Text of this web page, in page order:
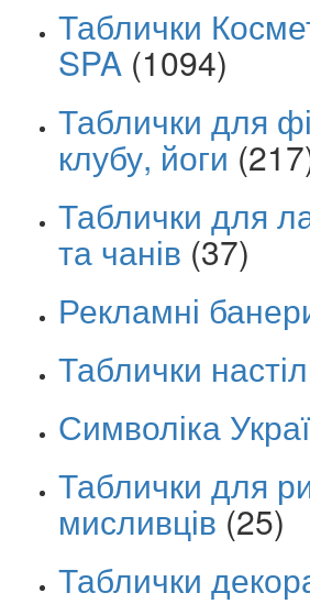
Таблички
SPA (1094)
Таблички для
клубу, йоги
Таблички для
та чанів (37)
Рекламні
Таблички
Символіка
Таблички для
мисливців (25)
Таблички